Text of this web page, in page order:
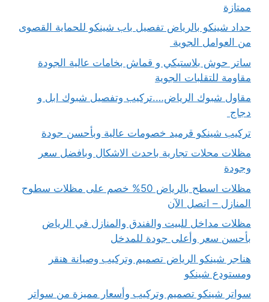
ممتازة
حداد شينكو بالرياض تفصيل باب شينكو للحماية القصوى
من العوامل الجوية
ساتر حوش بلاستيكي و قماش بخامات عالية الجودة
مقاومة للتقلبات الجوية
مقاول شبوك الرياض….تركيب وتفصيل شبوك ابل و
دجاج
تركيب شينكو قرميد خصومات عالية وبأحسن جودة
مظلات محلات تجارية باحدث الاشكال وبافضل سعر
وجودة
مظلات اسطح بالرياض 50% خصم على مظلات سطوح
المنازل – اتصل الآن
مظلات مداخل للبيت والفندق والمنازل في الرياض
بأحسن سعر وأعلى جودة للمدخل
هناجر شينكو الرياض تصميم وتركيب وصيانة هنقر
ومستودع شينكو
سواتر شينكو تصميم وتركيب وأسعار مميزة من سواتر